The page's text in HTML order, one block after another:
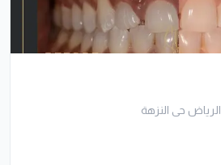
الرياض حى النزهة